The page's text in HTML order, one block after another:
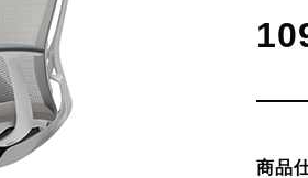
商品